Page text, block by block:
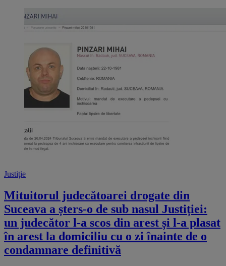
Justiție
Mituitorul judecătoarei drogate din
Suceava a șters-o de sub nasul Justiției:
un judecător l-a scos din arest și l-a plasat
în arest la domiciliu cu o zi înainte de o
condamnare definitivă